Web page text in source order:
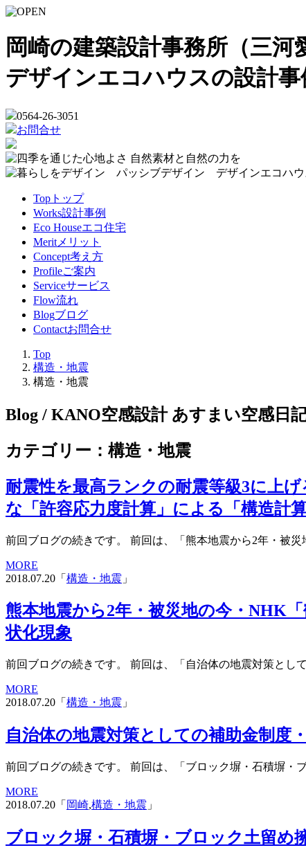
岡崎の建築設計事務所（三
デザインエコハウスの設計事
0564-26-3051
お問合せ
Top トップ
Works設計事例
Eco Houseエコ住宅
Merit メリット
Concept考え方
Profileご案内
Serviceサービス
Flow流れ
Blogブログ
Contactお問合せ
Top
構造・地震
構造・地震
Blog / KANO空感設計 あすまい空感日
カテゴリー：構造・地震
耐震性を最高ランクの耐震等級3に上
な「許容応力度計算」による「構造計
前回ブログの続きです。 前回は、「熊本地震から2年・被
MORE
2018.07.20「 構造・地震 」
熊本地震から2年・被災地の今・NHK
状化現象
前回ブログの続きです。 前回は、「自治体の地震対策と
MORE
2018.07.20「 構造・地震 」
自治体の地震対策としての補助金制度
前回ブログの続きです。 前回は、「ブロック塀・石積塀
MORE
2018.07.20「 岡崎,構造・地震 」
ブロック塀・石積塀・ブロック土留め